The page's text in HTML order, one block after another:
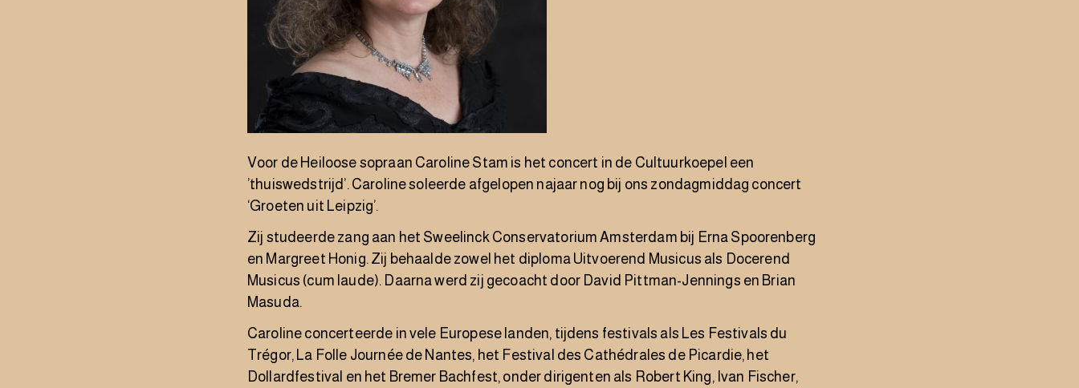
Voor de Heiloose sopraan Caroline Stam is het concert in de Cultuurkoepel een
’thuiswedstrijd’. Caroline soleerde afgelopen najaar nog bij ons zondagmiddag concert
‘Groeten uit Leipzig’.
Zij studeerde zang aan het Sweelinck Conservatorium Amsterdam bij Erna Spoorenberg
en Margreet Honig. Zij behaalde zowel het diploma Uitvoerend Musicus als Docerend
Musicus (cum laude). Daarna werd zij gecoacht door David Pittman-Jennings en Brian
Masuda.
Caroline concerteerde in vele Europese landen, tijdens festivals als Les Festivals du
Trégor, La Folle Journée de Nantes, het Festival des Cathédrales de Picardie, het
Dollardfestival en het Bremer Bachfest, onder dirigenten als Robert King, Ivan Fischer,